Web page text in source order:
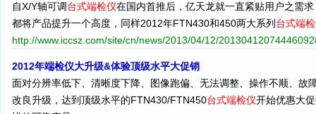
自X/Y轴可调台式端检仪在国内首推后，亿天龙就一直紧贴用户之需
都将产品提升一个高度，同样2012年FTN430和450两大系列 台式端
http://www.iccsz.com/site/cn/news/2013/04/12/
2012年端检仪大升级&体验顶级水平大促销
面对分辨率低下、清晰度下降、图像跑偏、无法调整、操作不顺、
改良升级，达到顶级水平的FTN430/FTN450台式端检仪开始优惠大